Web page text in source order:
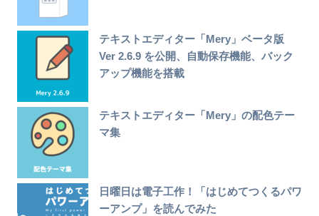
テキストエディター「Mery」ベータ版
Ver 2.6.9 を公開、自動保存機能、バック
アップ機能を搭載
テキストエディター「Mery」の配色テー
マ集
日曜日は電子工作！「はじめてつくるパワ
ーアンプ」を読んでみた